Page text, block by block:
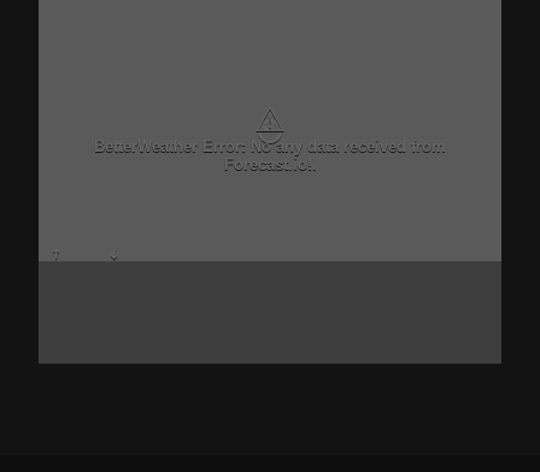
⚠
BetterWeather Error: No any data received from
Forecast.io!.